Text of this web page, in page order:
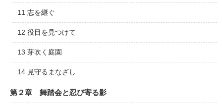
11 志を継ぐ
12 役目を見つけて
13 芽吹く庭園
14 見守るまなざし
第２章 舞踏会と忍び寄る影